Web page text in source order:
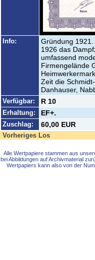
Info:
Gründung
1926 das
umfassend
Firmengelände
Zeit die
Danhauser,
Verfügbar: R 10
Erhaltung: EF+.
Zuschlag: 60,00 EUR
Vorheriges Los
Alle Wertpapiere stammen aus
bei Abbildungen auf Archivmaterial
Wertpapiers kann also von der